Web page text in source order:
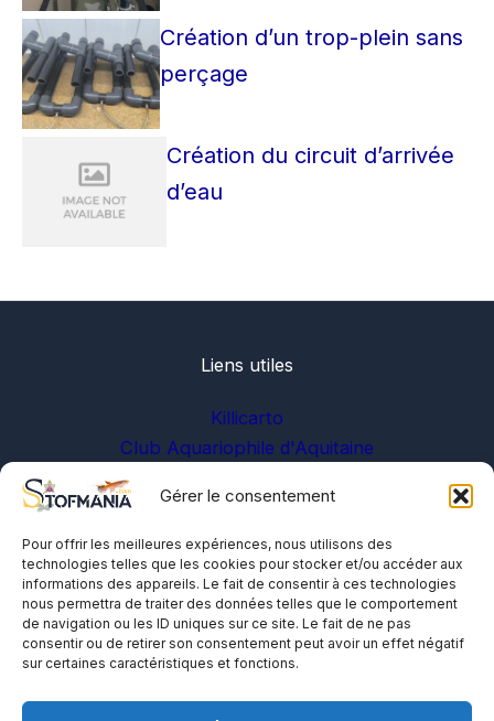
Gérer le consentement
Pour offrir les meilleures expériences, nous utilisons des
technologies telles que les cookies pour stocker et/ou accéder aux
informations des appareils. Le fait de consentir à ces technologies
nous permettra de traiter des données telles que le comportement
de navigation ou les ID uniques sur ce site. Le fait de ne pas
consentir ou de retirer son consentement peut avoir un effet négatif
sur certaines caractéristiques et fonctions.
Création d’un trop-plein sans
perçage
Création du circuit d’arrivée
d’eau
Liens utiles
Killicarto
Club Aquariophile d'Aquitaine
A propos